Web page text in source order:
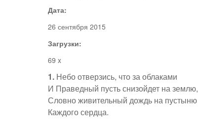
Дата:
26 сентября 2015
Загрузки:
69 x
1. Небо отверзись, что за облаками
И Праведный пусть снизойдет на землю,
Словно живительный дождь на пустыню
Каждого сердца.